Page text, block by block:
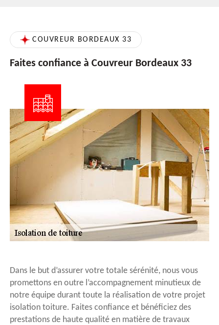
COUVREUR BORDEAUX 33
Faites confiance à Couvreur Bordeaux 33
Dans le but d’assurer votre totale sérénité, nous vous
promettons en outre l’accompagnement minutieux de
notre équipe durant toute la réalisation de votre projet
isolation toiture. Faites confiance et bénéficiez des
prestations de haute qualité en matière de travaux